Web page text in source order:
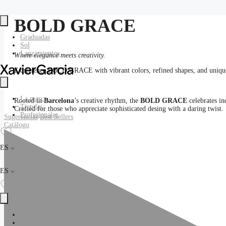
Saltar
al
contenidoGraduadas
Sol
Lanzamientos
La marca
Tiendas
Profesionales
ES
ES
BOLD GRACE
Where elegance meets creativity.
Experience BOLD GRACE with vibrant colors, refined shapes, and
Rooted inBarcelona’s creative rhythm, the BOLD GRACE celebrates
Crefted for those who appreciate sophisticated desing with a daring twist.
Sugerencias Best Sellers
Catálogo